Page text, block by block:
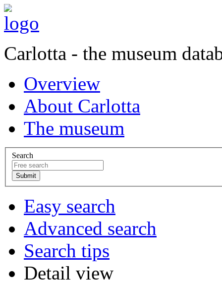
Carlotta - the museum
Overview
About Carlotta
The museum
Search
Easy search
Advanced search
Search tips
Detail view